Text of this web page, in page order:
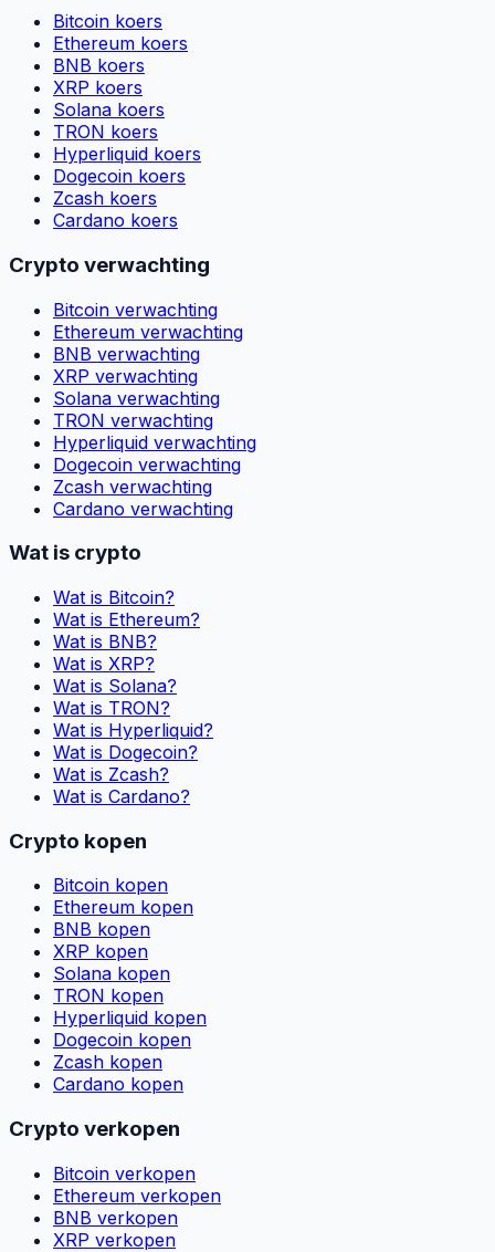
Bitcoin koers
Ethereum koers
BNB koers
XRP koers
Solana koers
TRON koers
Hyperliquid koers
Dogecoin koers
Zcash koers
Cardano koers
Crypto verwachting
Bitcoin verwachting
Ethereum verwachting
BNB verwachting
XRP verwachting
Solana verwachting
TRON verwachting
Hyperliquid verwachting
Dogecoin verwachting
Zcash verwachting
Cardano verwachting
Wat is crypto
Wat is Bitcoin?
Wat is Ethereum?
Wat is BNB?
Wat is XRP?
Wat is Solana?
Wat is TRON?
Wat is Hyperliquid?
Wat is Dogecoin?
Wat is Zcash?
Wat is Cardano?
Crypto kopen
Bitcoin kopen
Ethereum kopen
BNB kopen
XRP kopen
Solana kopen
TRON kopen
Hyperliquid kopen
Dogecoin kopen
Zcash kopen
Cardano kopen
Crypto verkopen
Bitcoin verkopen
Ethereum verkopen
BNB verkopen
XRP verkopen